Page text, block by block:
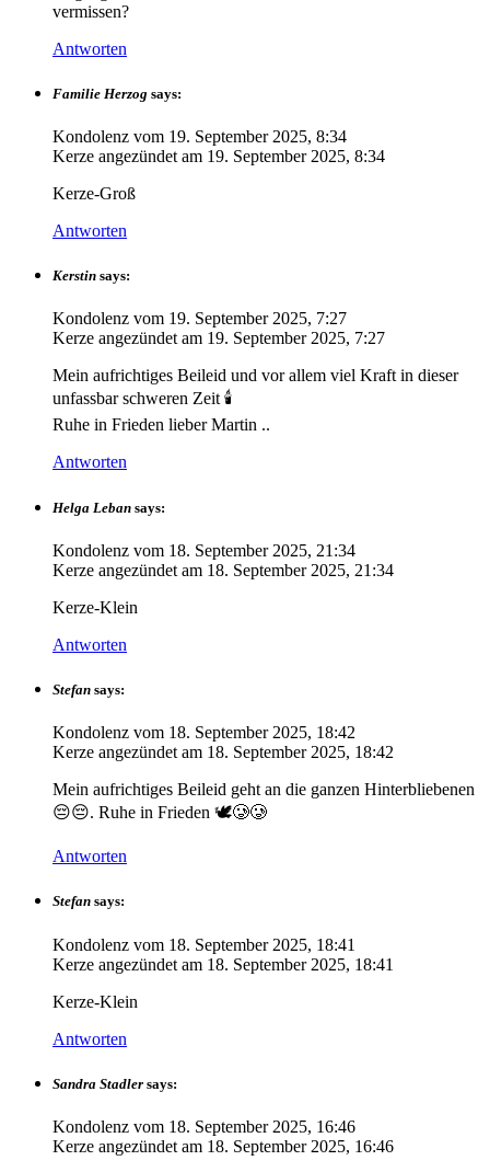
vermissen?
Antworten
Familie Herzog says:
Kondolenz vom 19. September 2025, 8:34
Kerze angezündet am 19. September 2025, 8:34
Kerze-Groß
Antworten
Kerstin says:
Kondolenz vom 19. September 2025, 7:27
Kerze angezündet am 19. September 2025, 7:27
Mein aufrichtiges Beileid und vor allem viel Kraft in dieser
unfassbar schweren Zeit 🕯
Ruhe in Frieden lieber Martin ..
Antworten
Helga Leban says:
Kondolenz vom 18. September 2025, 21:34
Kerze angezündet am 18. September 2025, 21:34
Kerze-Klein
Antworten
Stefan says:
Kondolenz vom 18. September 2025, 18:42
Kerze angezündet am 18. September 2025, 18:42
Mein aufrichtiges Beileid geht an die ganzen Hinterbliebenen
😔😔. Ruhe in Frieden 🕊🥲🥲
Antworten
Stefan says:
Kondolenz vom 18. September 2025, 18:41
Kerze angezündet am 18. September 2025, 18:41
Kerze-Klein
Antworten
Sandra Stadler says:
Kondolenz vom 18. September 2025, 16:46
Kerze angezündet am 18. September 2025, 16:46